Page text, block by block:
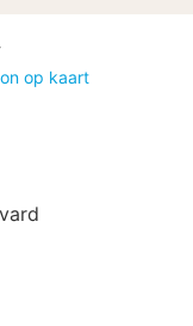
op kaart